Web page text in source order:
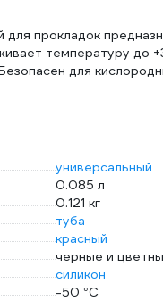
прокладок
температуру до
для
универсальный
0.085 л
0.121 кг
туба
красный
черные и
силикон
-50 °С